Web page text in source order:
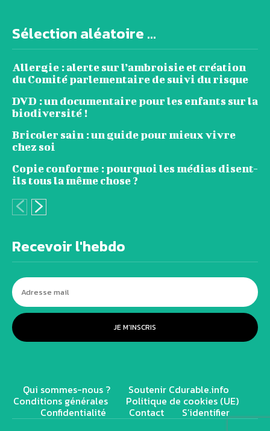
Sélection aléatoire ...
Allergie : alerte sur l’ambroisie et création
du Comité parlementaire de suivi du risque
DVD : un documentaire pour les enfants sur la
biodiversité !
Bricoler sain : un guide pour mieux vivre
chez soi
Copie conforme : pourquoi les médias disent-
ils tous la même chose ?
Recevoir l'hebdo
JE M'INSCRIS
Qui sommes-nous ? Soutenir Cdurable.info
Conditions générales Politique de cookies (UE)
Confidentialité Contact S’identifier